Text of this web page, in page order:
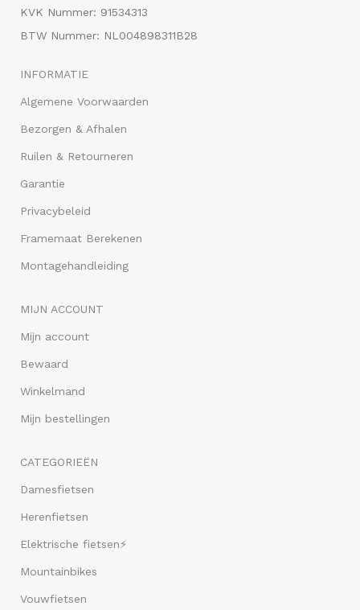
KVK Nummer: 91534313
BTW Nummer: NL004898311B28
INFORMATIE
Algemene Voorwaarden
Bezorgen & Afhalen
Ruilen & Retourneren
Garantie
Privacybeleid
Framemaat Berekenen
Montagehandleiding
MIJN ACCOUNT
Mijn account
Bewaard
Winkelmand
Mijn bestellingen
CATEGORIEËN
Damesfietsen
Herenfietsen
Elektrische fietsen⚡
Mountainbikes
Vouwfietsen